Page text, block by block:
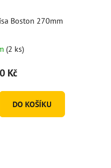
Boston 270mm
(2 ks)
Kč
DO KOŠÍKU